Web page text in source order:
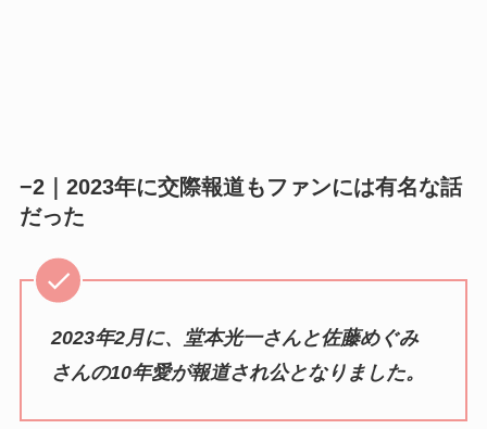
−2｜2023年に交際報道もファンには有名な話
だった
2023年2月に、堂本光一さんと佐藤めぐみ
さんの10年愛が報道され公となりました。